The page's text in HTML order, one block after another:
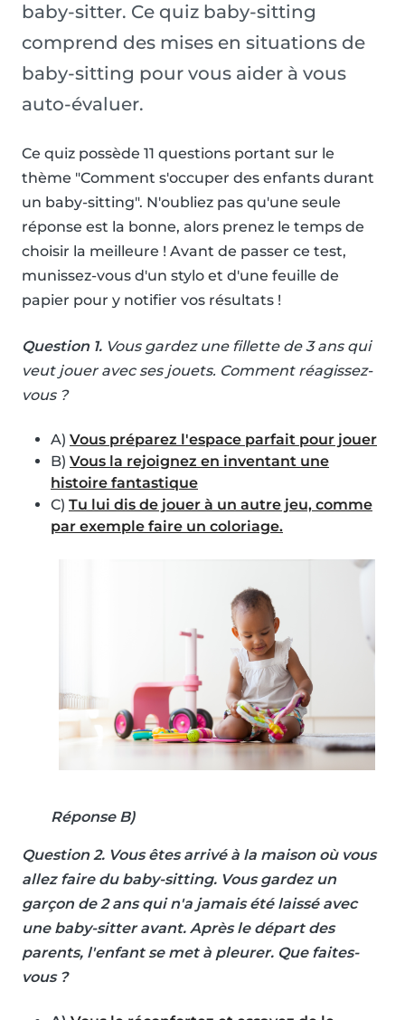
baby-sitter. Ce quiz baby-sitting
comprend des mises en situations de
baby-sitting pour vous aider à vous
auto-évaluer.
Ce quiz possède 11 questions portant sur le
thème "Comment s'occuper des enfants durant
un baby-sitting". N'oubliez pas qu'une seule
réponse est la bonne, alors prenez le temps de
choisir la meilleure ! Avant de passer ce test,
munissez-vous d'un stylo et d'une feuille de
papier pour y notifier vos résultats !
Question 1. Vous gardez une fillette de 3 ans qui
veut jouer avec ses jouets. Comment réagissez-
vous ?
A) Vous préparez l'espace parfait pour jouer
B) Vous la rejoignez en inventant une
histoire fantastique
C) Tu lui dis de jouer à un autre jeu, comme
par exemple faire un coloriage.
Réponse B)
Question 2. Vous êtes arrivé à la maison où vous
allez faire du baby-sitting. Vous gardez un
garçon de 2 ans qui n'a jamais été laissé avec
une baby-sitter avant. Après le départ des
parents, l'enfant se met à pleurer. Que faites-
vous ?